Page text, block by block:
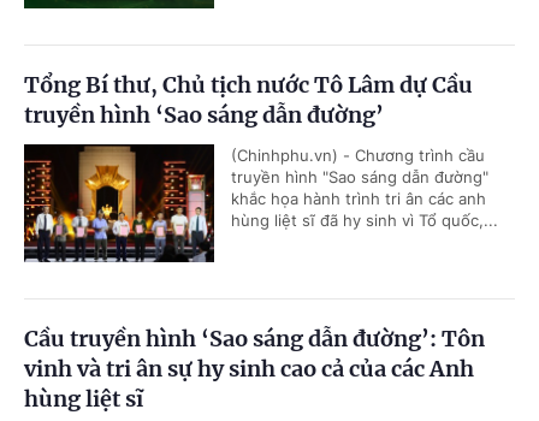
Tổng Bí thư, Chủ tịch nước Tô Lâm dự Cầu
truyền hình ‘Sao sáng dẫn đường’
(Chinhphu.vn) - Chương trình cầu
truyền hình "Sao sáng dẫn đường"
khắc họa hành trình tri ân các anh
hùng liệt sĩ đã hy sinh vì Tổ quốc,...
Cầu truyền hình ‘Sao sáng dẫn đường’: Tôn
vinh và tri ân sự hy sinh cao cả của các Anh
hùng liệt sĩ